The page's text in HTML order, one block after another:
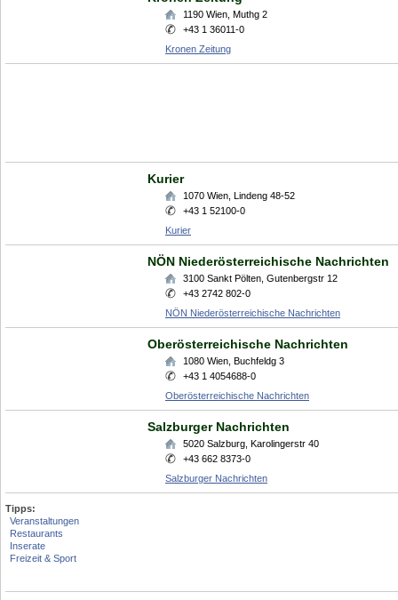
1190 Wien Muthg 2
+43 1 36011-0
Kronen Zeitung
Kurier
1070 Wien Lindeng 48-52
+43 1 52100-0
Kurier
NÖN Niederösterreichische Nachrichten
3100 Sankt Pölten Gutenbergstr 12
+43 2742 802-0
NÖN Niederösterreichische Nachrichten
Oberösterreichische Nachrichten
1080 Wien Buchfeldg 3
+43 1 4054688-0
Oberösterreichische Nachrichten
Salzburger Nachrichten
5020 Salzburg Karolingerstr 40
+43 662 8373-0
Salzburger Nachrichten
Tipps:
Veranstaltungen
Restaurants
Inserate
Freizeit & Sport